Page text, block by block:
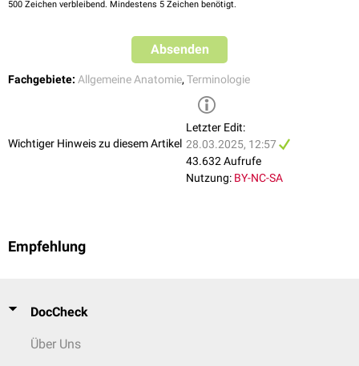
500 Zeichen verbleibend. Mindestens 5 Zeichen benötigt.
Absenden
Fachgebiete: Allgemeine Anatomie, Terminologie
Wichtiger Hinweis zu diesem Artikel
Letzter Edit:
28.03.2025, 12:57
43.632 Aufrufe
Nutzung: BY-NC-SA
Empfehlung
DocCheck
Über Uns